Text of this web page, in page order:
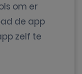
om er
de app
zelf te